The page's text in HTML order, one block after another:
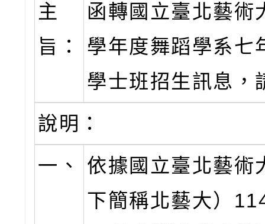
主
旨：
函轉國立臺北藝術
學年度舞蹈學系七
學士班招生訊息，
說明：
一、
依據國立臺北藝術
下簡稱北藝大）